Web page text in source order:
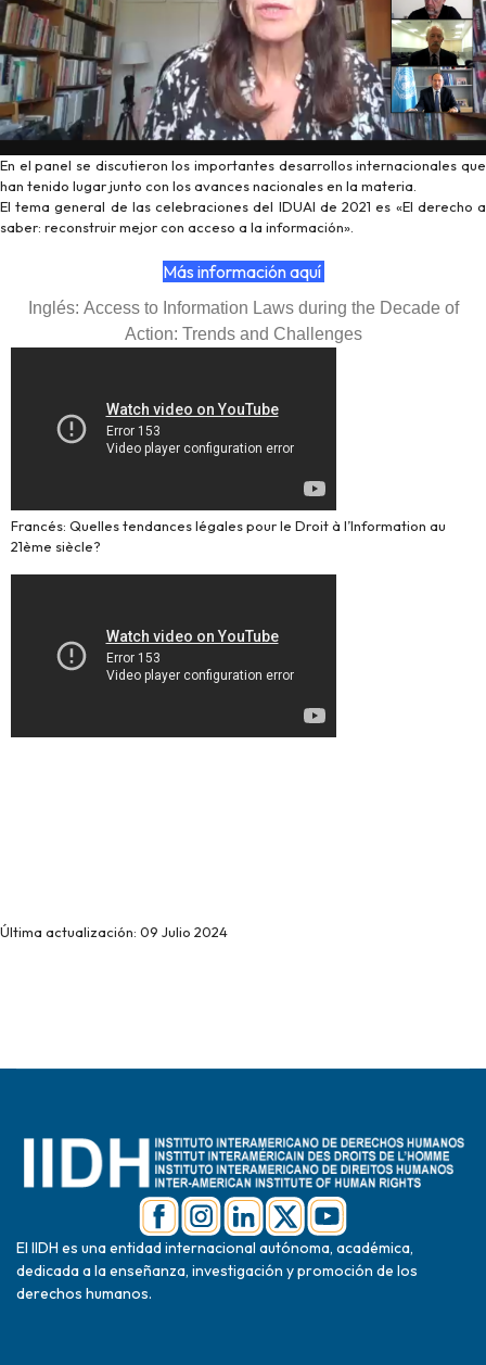
En el panel se discutieron los importantes desarrollos internacionales que
han tenido lugar junto con los avances nacionales en la materia.
El tema general de las celebraciones del IDUAI de 2021 es «El derecho a
saber: reconstruir mejor con acceso a la información».
Más información aquí
Inglés: Access to Information Laws during the Decade of
Action: Trends and Challenges
Francés: Quelles tendances légales pour le Droit à l’Information au
21ème siècle?
Última actualización: 09 Julio 2024
El IIDH es una entidad internacional autónoma, académica,
dedicada a la enseñanza, investigación y promoción de los
derechos humanos.